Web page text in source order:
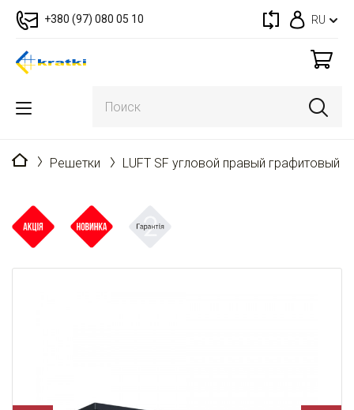
+380 (97) 080 05 10 RU
Главная
Решетки LUFT SF угловой правый графитовый